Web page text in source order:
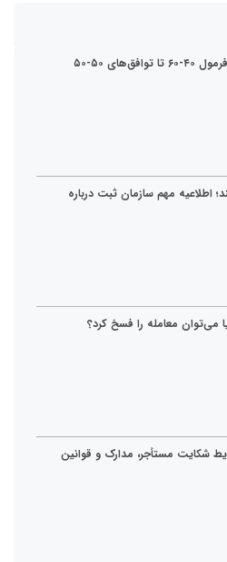
۵۰-۵۰
اطلاعیه مهم سازمان ثبت درباره
می‌توان معامله را فسخ کرد؟
شکایت مستأجر، مدارک و قوانین